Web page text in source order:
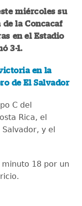
miércoles su
de la Concacaf
en el Estadio
3-1.
en la
de El Salvador
C del
Rica, el
y el
18 por un